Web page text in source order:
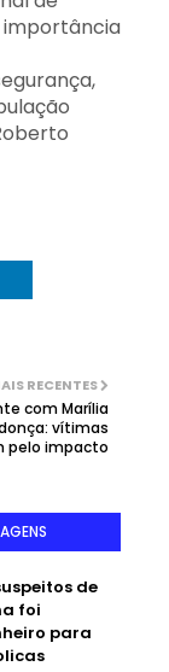
RECENTES
com Marília
vítimas
pelo impacto
de
foi
para